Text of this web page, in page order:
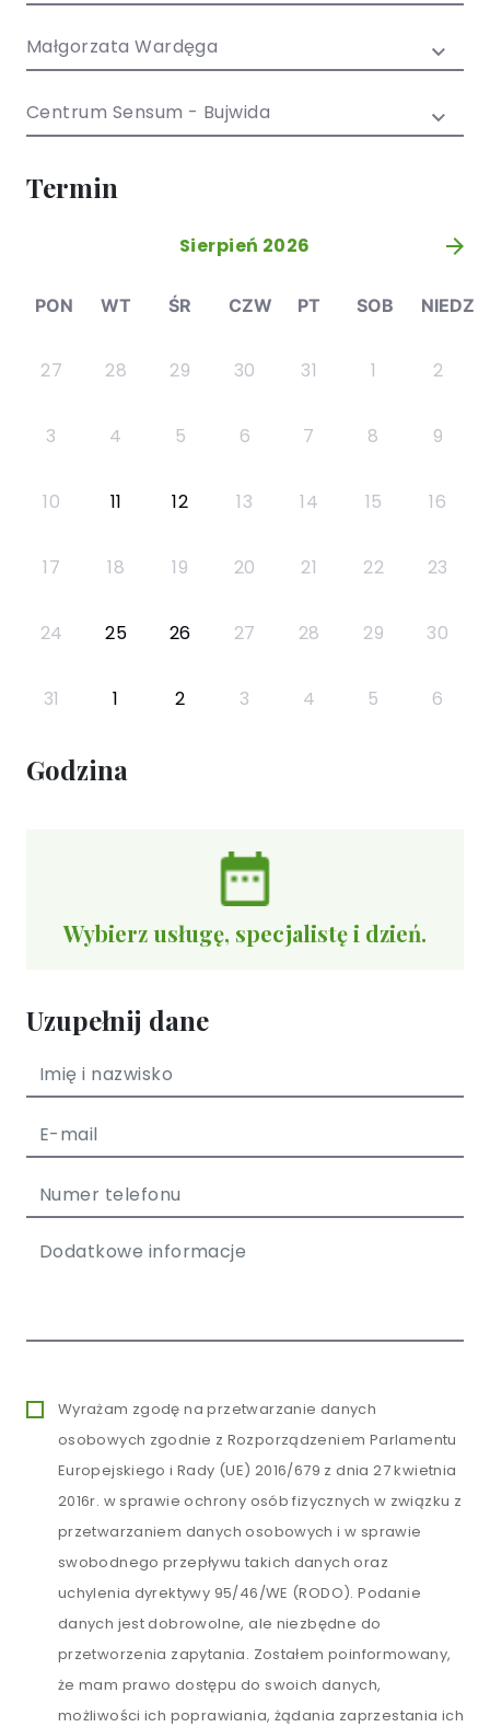
młodzieży
Małgorzata Wardęga
Centrum Sensum - Bujwida
Termin
Sierpień 2026 »
PON WT ŚR CZW PT SOB NIEDZ
27 28 29 30 31 1 2
3 4 5 6 7 8 9
10 11 12 13 14 15 16
17 18 19 20 21 22 23
24 25 26 27 28 29 30
31 1 2 3 4 5 6
Godzina
Wybierz usługę, specjalistę i dzień.
Uzupełnij dane
Wyrażam zgodę na przetwarzanie danych
osobowych zgodnie z Rozporządzeniem Parlamentu
Europejskiego i Rady (UE) 2016/679 z dnia 27 kwietnia
2016r. w sprawie ochrony osób fizycznych w związku z
przetwarzaniem danych osobowych i w sprawie
swobodnego przepływu takich danych oraz
uchylenia dyrektywy 95/46/WE (RODO). Podanie
danych jest dobrowolne, ale niezbędne do
przetworzenia zapytania. Zostałem poinformowany,
że mam prawo dostępu do swoich danych,
możliwości ich poprawiania, żądania zaprzestania ich